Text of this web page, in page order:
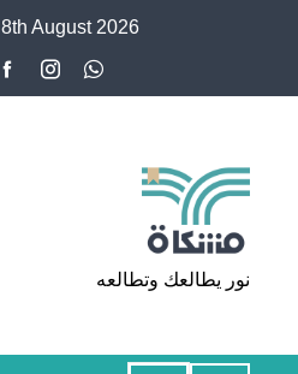
August 2026
مشكاة
نور يطالعك وتطالعه